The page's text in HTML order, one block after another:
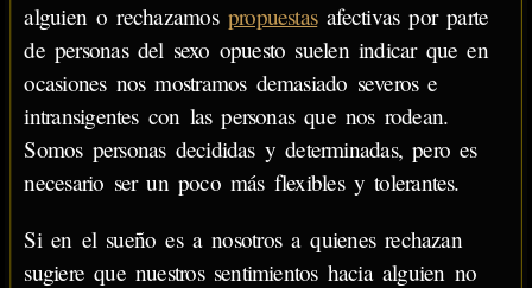
alguien o rechazamos propuestasafectivas por parte
de personas del sexo opuesto suelen indicar que en
ocasiones nos mostramos demasiado severos e
intransigentes con las personas que nos rodean.
Somos personas decididas y determinadas, pero es
necesario ser un poco más flexibles y tolerantes.
Si en el sueño es a nosotros a quienes rechazan
sugiere que nuestros sentimientos hacia alguien no